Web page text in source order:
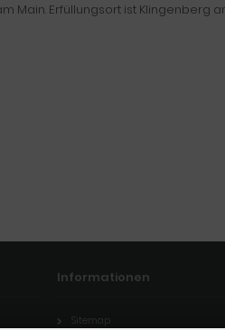
Main. Erfüllungsort ist Klingenberg
Informationen
Sitemap